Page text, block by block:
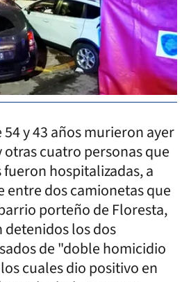
y 43 años murieron ayer
cuatro personas que
hospitalizadas, a
entre dos camionetas que
porteño de Floresta,
los dos
de "doble homicidio
cuales dio positivo en